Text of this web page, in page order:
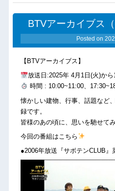
BTVアーカイブス
Posted on
【BTVアーカイブス】
放送日:2025年 4月1日(火)から
時間 : 10:00~11:00、
懐かしい建物、行事、話題など
録です。
皆様のあの頃に、思いを馳せて
今回の番組はこちら
●2006年放送『サボテンCLUB』